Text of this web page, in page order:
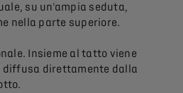
su un'ampia seduta,
nella parte superiore.
Insieme al tatto viene
diffusa direttamente dalla